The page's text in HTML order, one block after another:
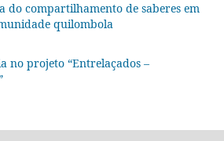
do compartilhamento de saberes em
quilombola
no projeto “Entrelaçados –